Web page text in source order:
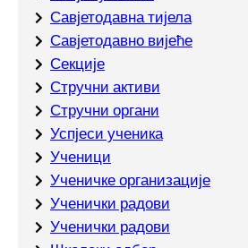
Савјетодавна тијела
Савјетодавно вијеће
Секције
Стручни активи
Стручни органи
Успјеси ученика
Ученици
Ученичке организације
Ученички радови
Ученички радови